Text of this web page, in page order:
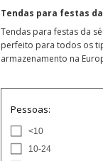
Tendas para festas
Tendas para festas da
perfeito para todos os
armazenamento na
Pessoas:
<10
10-24